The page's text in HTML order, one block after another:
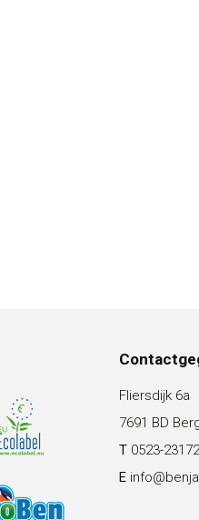
Fliersdijk 6a
7691 BD
T 0523-
E